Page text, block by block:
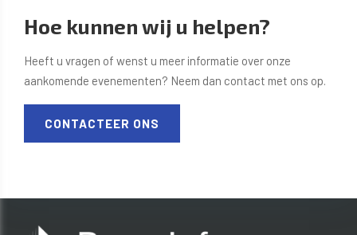
Hoe kunnen wij u helpen?
Heeft u vragen of wenst u meer informatie over onze
aankomende evenementen? Neem dan contact met ons op.
CONTACTEER ONS